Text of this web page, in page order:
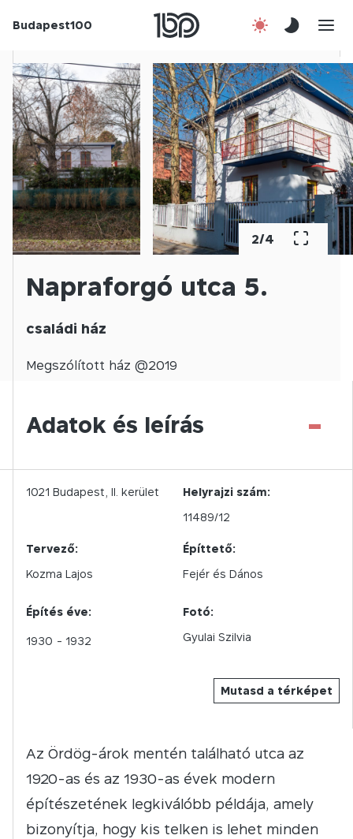
Budapest100
Csatlakozz!
Kapcsolat
En
2/4
Napraforgó utca 5.
családi ház
Megszólított ház @2019
Adatok és leírás -
Mutasd a térképet
1021 Budapest, II. kerület
Helyrajzi szám:
11489/12
Tervező:
Kozma Lajos
Építtető:
Fejér és Dános
Építés éve:
1930 - 1932
Fotó:
Gyulai Szilvia
Az Ördög-árok mentén található utca az
1920-as és az 1930-as évek modern
építészetének legkiválóbb példája, amely
bizonyítja, hogy kis telken is lehet minden